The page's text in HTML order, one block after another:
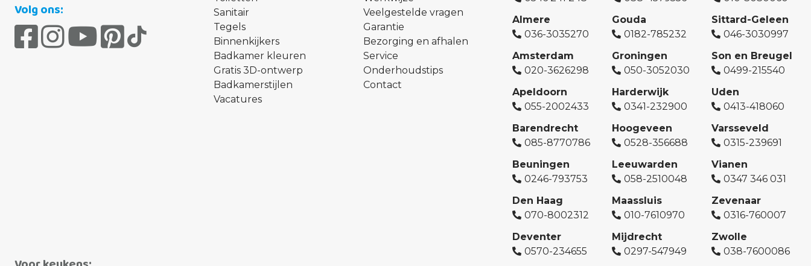
Volg ons:
Sanitair
Tegels
Binnenkijkers
Badkamer kleuren
Gratis 3D-ontwerp
Badkamerstijlen
Vacatures
Veelgestelde vragen
Garantie
Bezorging en afhalen
Service
Onderhoudstips
Contact
Almere
036-3035270
Amsterdam
020-3626298
Apeldoorn
055-2002433
Barendrecht
085-8770786
Beuningen
0246-793753
Den Haag
070-8002312
Deventer
0570-234655
Gouda
0182-785232
Groningen
050-3052030
Harderwijk
0341-232900
Hoogeveen
0528-356688
Leeuwarden
058-2510048
Maassluis
010-7610970
Mijdrecht
0297-547949
Sittard-Geleen
046-3030997
Son en Breugel
0499-215540
Uden
0413-418060
Varsseveld
0315-239691
Vianen
0347 346 031
Zevenaar
0316-760007
Zwolle
038-7600086